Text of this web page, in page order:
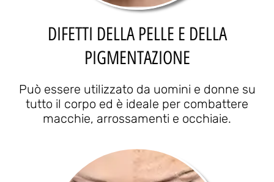
DIFETTI DELLA PELLE E DELLA
PIGMENTAZIONE
Può essere utilizzato da uomini e donne su
tutto il corpo ed è ideale per combattere
macchie, arrossamenti e occhiaie.